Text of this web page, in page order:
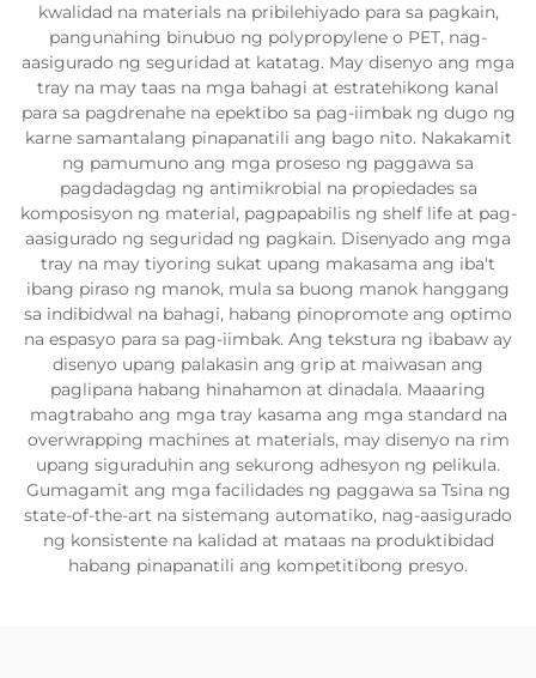
kwalidad na materials na pribilehiyado para sa pagkain,
pangunahing binubuo ng polypropylene o PET, nag-
aasigurado ng seguridad at katatag. May disenyo ang mga
tray na may taas na mga bahagi at estratehikong kanal
para sa pagdrenahe na epektibo sa pag-iimbak ng dugo ng
karne samantalang pinapanatili ang bago nito. Nakakamit
ng pamumuno ang mga proseso ng paggawa sa
pagdadagdag ng antimikrobial na propiedades sa
komposisyon ng material, pagpapabilis ng shelf life at pag-
aasigurado ng seguridad ng pagkain. Disenyado ang mga
tray na may tiyoring sukat upang makasama ang iba't
ibang piraso ng manok, mula sa buong manok hanggang
sa indibidwal na bahagi, habang pinopromote ang optimo
na espasyo para sa pag-iimbak. Ang tekstura ng ibabaw ay
disenyo upang palakasin ang grip at maiwasan ang
paglipana habang hinahamon at dinadala. Maaaring
magtrabaho ang mga tray kasama ang mga standard na
overwrapping machines at materials, may disenyo na rim
upang siguraduhin ang sekurong adhesyon ng pelikula.
Gumagamit ang mga facilidades ng paggawa sa Tsina ng
state-of-the-art na sistemang automatiko, nag-aasigurado
ng konsistente na kalidad at mataas na produktibidad
habang pinapanatili ang kompetitibong presyo.